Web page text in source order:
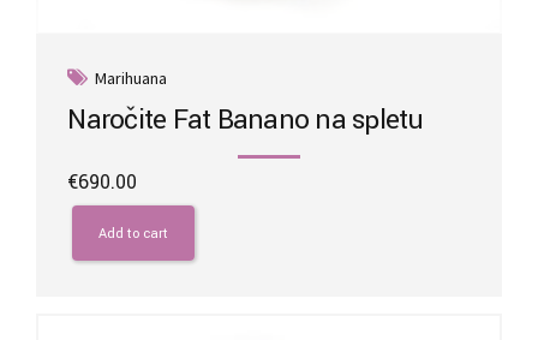
Marihuana
Naročite Fat Banano na spletu
€690.00
Add to cart